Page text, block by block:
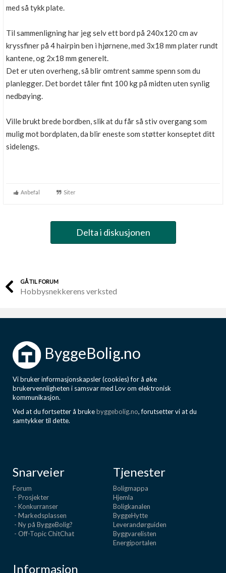
med så tykk plate.
Til sammenligning har jeg selv ett bord på 240x120 cm av
kryssfiner på 4 hairpin ben i hjørnene, med 3x18 mm plater rundt
kantene, og 2x18 mm generelt.
Det er uten overheng, så blir omtrent samme spenn som du
planlegger. Det bordet tåler fint 100 kg på midten uten synlig
nedbøying.
Ville brukt brede bordben, slik at du får så stiv overgang som
mulig mot bordplaten, da blir eneste som støtter konseptet ditt
sidelengs.
Anbefal Siter
Delta i diskusjonen
GÅ TIL FORUM
Hobbysnekkerens verksted
ByggeBolig.no
Vi bruker informasjonskapsler (cookies) for å øke
brukervennligheten i samsvar med Lov om elektronisk
kommunikasjon.
Ved at du fortsetter å brukebyggebolig.no, forutsetter vi at du
samtykker til dette.
Snarveier
Forum
- Prosjekter
- Konkurranser
- Markedsplassen
- Ny på ByggeBolig?
- Off-Topic ChitChat
Tjenester
Boligmappa
Hjemla
Boligkanalen
ByggeHytte
Leverandørguiden
Byggvarelisten
Energiportalen
Informasjon